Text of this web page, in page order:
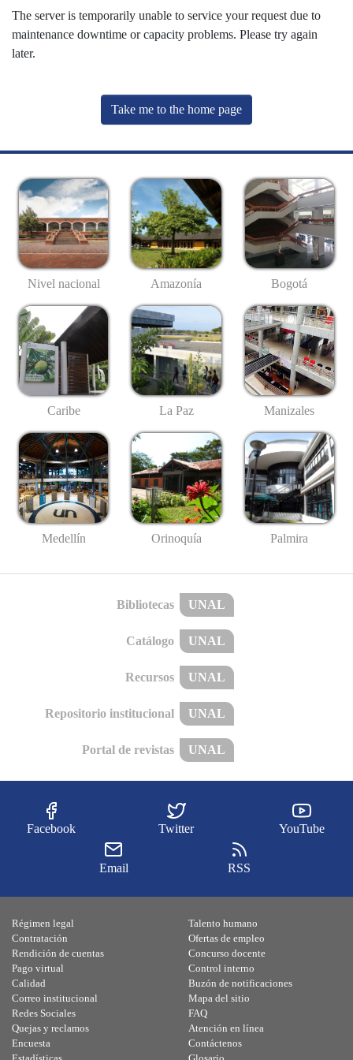
The server is temporarily unable to service your request due to
maintenance downtime or capacity problems. Please try again
later.
Take me to the home page
Nivel nacional Amazonía Bogotá
Caribe La Paz Manizales
Medellín Orinoquía Palmira
Bibliotecas UNAL
Catálogo UNAL
Recursos UNAL
Repositorio institucional UNAL
Portal de revistas UNAL
Facebook Twitter YouTube
Email RSS
Régimen legal
Contratación
Rendición de cuentas
Pago virtual
Calidad
Talento humano
Ofertas de empleo
Concurso docente
Control interno
Buzón de notificaciones
Correo institucional
Redes Sociales
Quejas y reclamos
Encuesta
Mapa del sitio
FAQ
Atención en línea
Contáctenos